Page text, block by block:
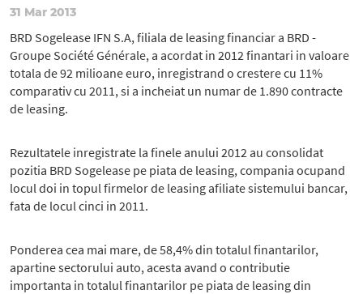
31 Mar 2013
BRD Sogelease IFN S.A, filiala de leasing financiar a BRD -
Groupe Société Générale, a acordat in 2012 finantari in valoare
totala de 92 milioane euro, inregistrand o crestere cu 11%
comparativ cu 2011, si a incheiat un numar de 1.890 contracte
de leasing.
Rezultatele inregistrate la finele anului 2012 au consolidat
pozitia BRD Sogelease pe piata de leasing, compania ocupand
locul doi in topul firmelor de leasing afiliate sistemului bancar,
fata de locul cinci in 2011.
Ponderea cea mai mare, de 58,4% din totalul finantarilor,
apartine sectorului auto, acesta avand o contributie
importanta in totalul finantarilor pe piata de leasing din